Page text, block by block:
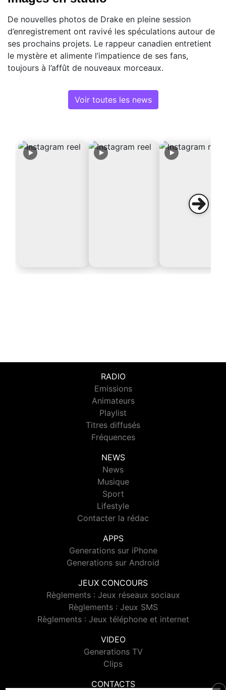
De nouvelles photos de Drake en pleine session
d’enregistrement ont ravivé les spéculations autour de
ses prochains projets. Le rappeur canadien entretient
le mystère et alimente l’impatience de ses fans,
toujours à l’affût de nouveaux morceaux.
Voir toutes les news
RADIO
Emissions
Animateurs
Playlist
Titres diffusés
Fréquences
NEWS
News
Musique
Sport
Lifestyle
Contacter la rédac
APPS
Generations sur iPhone
Generations sur Android
JEUX CONCOURS
Règlements : Jeux réseaux sociaux
Règlements : Jeux SMS
Règlements : Jeux téléphone et internet
VIDEO
Generations TV
Clips
CONTACTS